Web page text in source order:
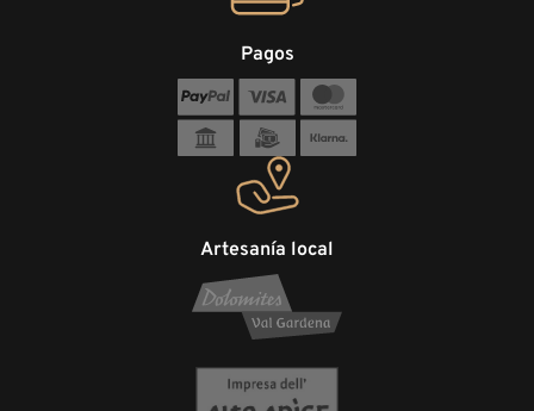
Artesanía local
Pagos